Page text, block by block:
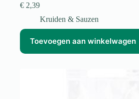
€ 2,39
Kruiden & Sauzen
Toevoegen aan winkelwagen